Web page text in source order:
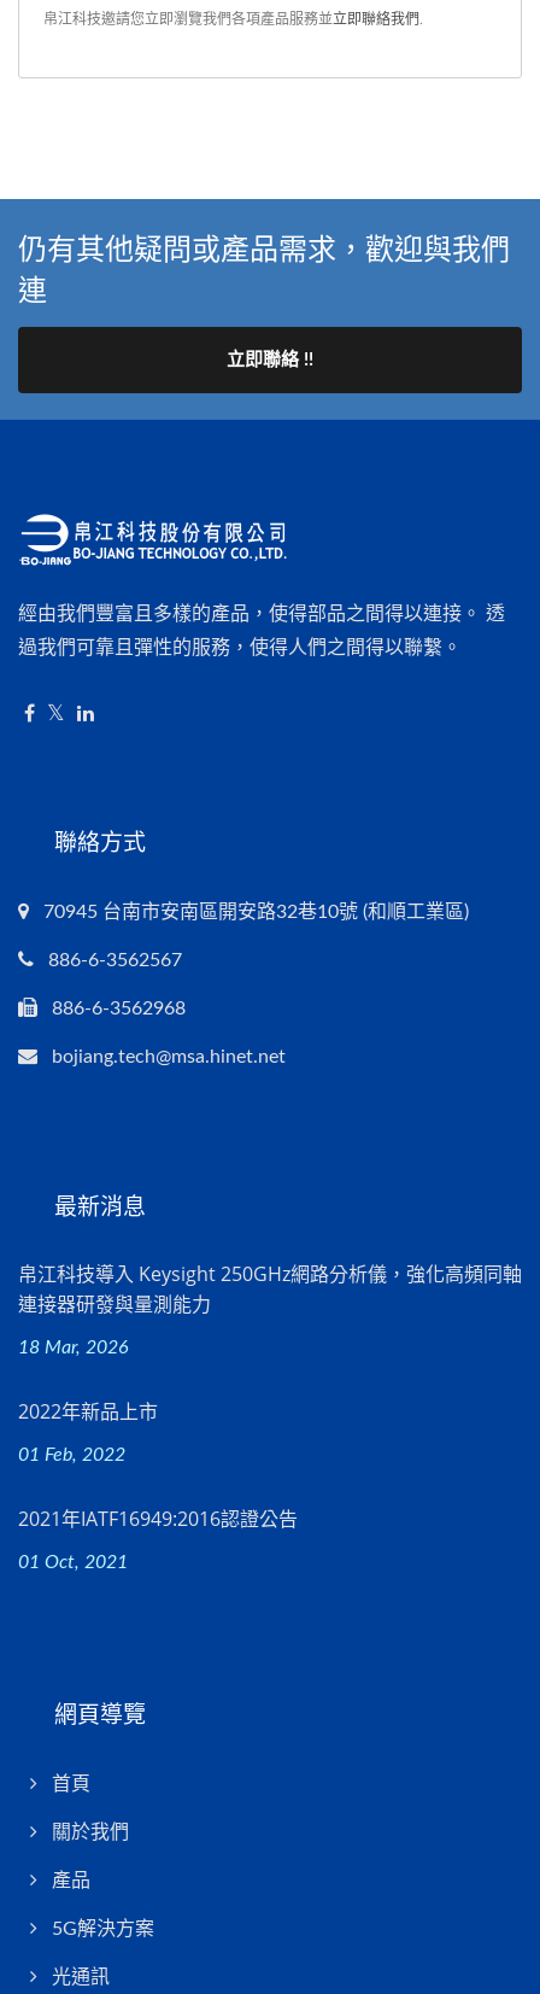
帛江科技邀請您立即瀏覽我們各項產品服務並立即聯絡我們
仍有其他疑問或產品需求，歡迎與我們
連
立即聯絡 !!
經由我們豐富且多樣的產品，使得部品之間得以連接。 透
過我們可靠且彈性的服務，使得人們之間得以聯繫。
聯絡方式
70945 台南市安南區開安路32巷10號 (和順工業區)
886-6-3562567
886-6-3562968
bojiang.tech@msa.hinet.net
最新消息
帛江科技導入 Keysight 250GHz網路分析儀，強化高頻同軸
連接器研發與量測能力
18 Mar, 2026
2022年新品上市
01 Feb, 2022
2021年IATF16949:2016認證公告
01 Oct, 2021
網頁導覽
首頁
關於我們
產品
5G解決方案
光通訊